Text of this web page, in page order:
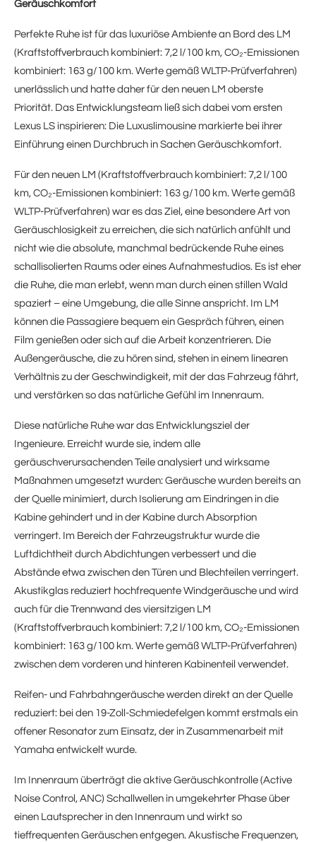
Geräuschkomfort
Perfekte Ruhe ist für das luxuriöse Ambiente an Bord des LM
(Kraftstoffverbrauch kombiniert: 7,2 l/100 km, CO₂-Emissionen
kombiniert: 163 g/100 km. Werte gemäß WLTP-Prüfverfahren)
unerlässlich und hatte daher für den neuen LM oberste
Priorität. Das Entwicklungsteam ließ sich dabei vom ersten
Lexus LS inspirieren: Die Luxuslimousine markierte bei ihrer
Einführung einen Durchbruch in Sachen Geräuschkomfort.
Für den neuen LM (Kraftstoffverbrauch kombiniert: 7,2 l/100
km, CO₂-Emissionen kombiniert: 163 g/100 km. Werte gemäß
WLTP-Prüfverfahren) war es das Ziel, eine besondere Art von
Geräuschlosigkeit zu erreichen, die sich natürlich anfühlt und
nicht wie die absolute, manchmal bedrückende Ruhe eines
schallisolierten Raums oder eines Aufnahmestudios. Es ist eher
die Ruhe, die man erlebt, wenn man durch einen stillen Wald
spaziert – eine Umgebung, die alle Sinne anspricht. Im LM
können die Passagiere bequem ein Gespräch führen, einen
Film genießen oder sich auf die Arbeit konzentrieren. Die
Außengeräusche, die zu hören sind, stehen in einem linearen
Verhältnis zu der Geschwindigkeit, mit der das Fahrzeug fährt,
und verstärken so das natürliche Gefühl im Innenraum.
Diese natürliche Ruhe war das Entwicklungsziel der
Ingenieure. Erreicht wurde sie, indem alle
geräuschverursachenden Teile analysiert und wirksame
Maßnahmen umgesetzt wurden: Geräusche wurden bereits an
der Quelle minimiert, durch Isolierung am Eindringen in die
Kabine gehindert und in der Kabine durch Absorption
verringert. Im Bereich der Fahrzeugstruktur wurde die
Luftdichtheit durch Abdichtungen verbessert und die
Abstände etwa zwischen den Türen und Blechteilen verringert.
Akustikglas reduziert hochfrequente Windgeräusche und wird
auch für die Trennwand des viersitzigen LM
(Kraftstoffverbrauch kombiniert: 7,2 l/100 km, CO₂-Emissionen
kombiniert: 163 g/100 km. Werte gemäß WLTP-Prüfverfahren)
zwischen dem vorderen und hinteren Kabinenteil verwendet.
Reifen- und Fahrbahngeräusche werden direkt an der Quelle
reduziert: bei den 19-Zoll-Schmiedefelgen kommt erstmals ein
offener Resonator zum Einsatz, der in Zusammenarbeit mit
Yamaha entwickelt wurde.
Im Innenraum überträgt die aktive Geräuschkontrolle (Active
Noise Control, ANC) Schallwellen in umgekehrter Phase über
einen Lautsprecher in den Innenraum und wirkt so
tieffrequenten Geräuschen entgegen. Akustische Frequenzen,